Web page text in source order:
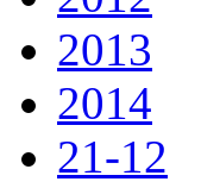
2013
2014
21-12